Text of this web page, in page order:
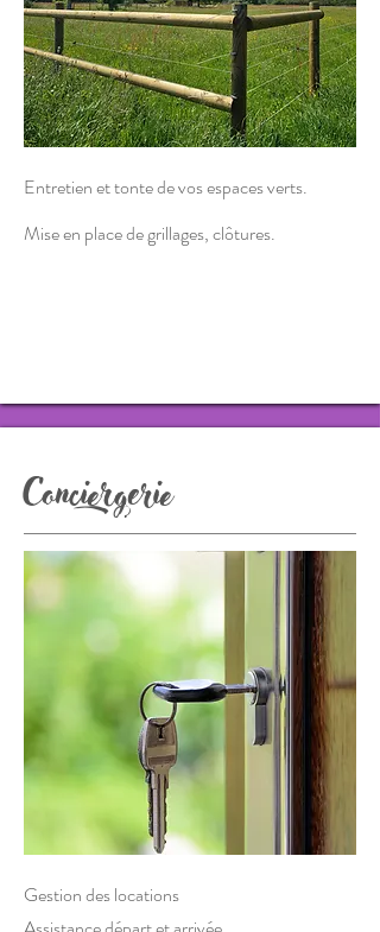
Entretien et tonte de vos espaces verts.
Mise en place de grillages, clôtures.
Conciergerie
Gestion des locations